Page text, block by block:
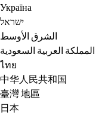
Україна
ישראל
الشرق الأوسط
المملكة العربية السعودية
ไทย
中华人民共和国
臺灣 地區
日本